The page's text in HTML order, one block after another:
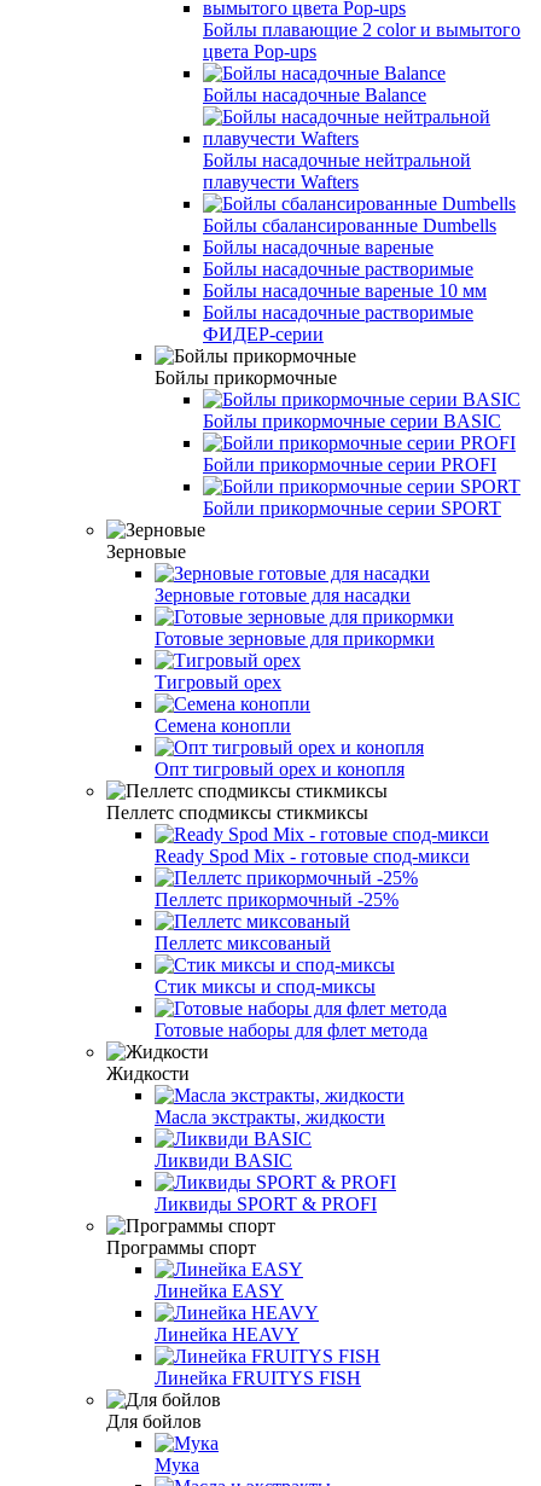
Бойлы плавающие 2 color и вымытого
цвета Pop-ups
Бойлы насадочные Balance
Бойлы насадочные нейтральной
плавучести Wafters
Бойлы сбалансированные Dumbells
Бойлы насадочные вареные
Бойлы насадочные растворимые
Бойлы насадочные вареные 10 мм
Бойлы насадочные растворимые
ФИДЕР-серии
Бойлы прикормочные
Бойлы прикормочные серии BASIC
Бойли прикормочные серии PROFI
Бойли прикормочные серии SPORT
Зерновые
Зерновые готовые для насадки
Готовые зерновые для прикормки
Тигровый орех
Семена конопли
Опт тигровый орех и конопля
Пеллетс сподмиксы стикмиксы
Ready Spod Mix - готовые спод-микси
Пеллетс прикормочный -25%
Пеллетс миксованый
Стик миксы и спод-микcы
Готовые наборы для флет метода
Жидкости
Масла экстракты, жидкости
Ликвиди BASIC
Ликвиды SPORT & PROFI
Программы спорт
Линейка EASY
Линейка HEAVY
Линейка FRUITYS FISH
Для бойлов
Мука